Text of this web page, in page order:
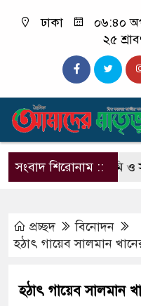
ঢাকা
০৬:৪০
২৫
সংবাদ শিরোনাম ::
মামলার আসামি ও সাময়িক
প্রচ্ছদ
বিনোদন
হঠাৎ গায়েব সালমান
হঠাৎ গায়েব সালমান